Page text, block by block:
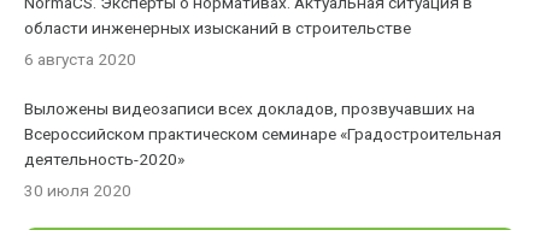
области инженерных изысканий в строительстве
6 августа 2020
Выложены видеозаписи всех докладов, прозвучавших на
Всероссийском практическом семинаре «Градостроительная
деятельность-2020»
30 июля 2020